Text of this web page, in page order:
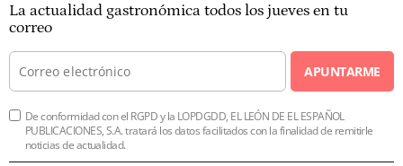
La actualidad gastronómica todos los jueves en tu
correo
APUNTARME
De conformidad con el RGPD y la LOPDGDD, EL LEÓN DE EL ESPAÑOL
PUBLICACIONES, S.A. tratará los datos facilitados con la finalidad de remitirle
noticias de actualidad.